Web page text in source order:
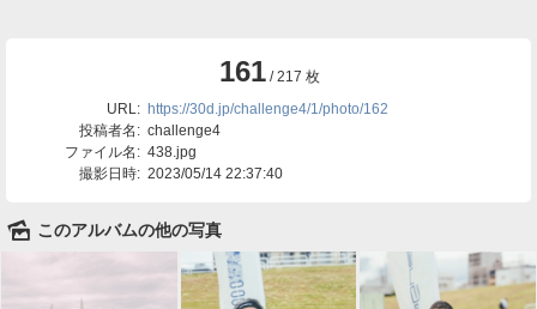
161/ 217 枚
URL: https://30d.jp/challenge4/1/photo/162
投稿者名: challenge4
ファイル名: 438.jpg
撮影日時: 2023/05/14 22:37:40
🌄 このアルバムの他の写真